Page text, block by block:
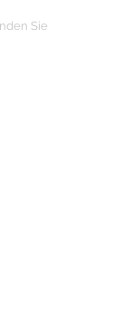
Sie